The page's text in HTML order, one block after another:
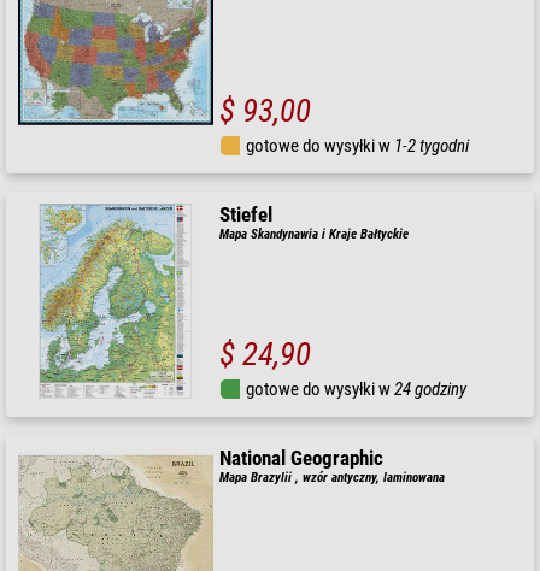
$ 93,00
gotowe do wysyłki w 1-2 tygodni
Stiefel
Mapa Skandynawia i Kraje Bałtyckie
$ 24,90
gotowe do wysyłki w24 godziny
National Geographic
Mapa Brazylii , wzór antyczny, laminowana